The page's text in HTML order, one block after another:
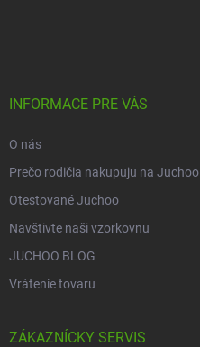
INFORMACE PRE VÁS
O nás
Prečo rodičia nakupuju na Juchoo
Otestované Juchoo
Navštivte naši vzorkovnu
JUCHOO BLOG
Vrátenie tovaru
ZÁKAZNÍCKY SERVIS